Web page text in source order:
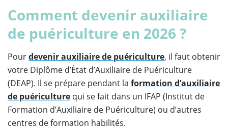
Comment devenir auxiliaire
de puériculture en 2026 ?
Pourdevenir auxiliaire de puériculture, il faut obtenir
votre Diplôme d’État d’Auxiliaire de Puériculture
(DEAP). Il se prépare pendant la formation d’auxiliaire
de puériculture qui se fait dans un IFAP (Institut de
Formation d’Auxiliaire de Puériculture) ou d’autres
centres de formation habilités.